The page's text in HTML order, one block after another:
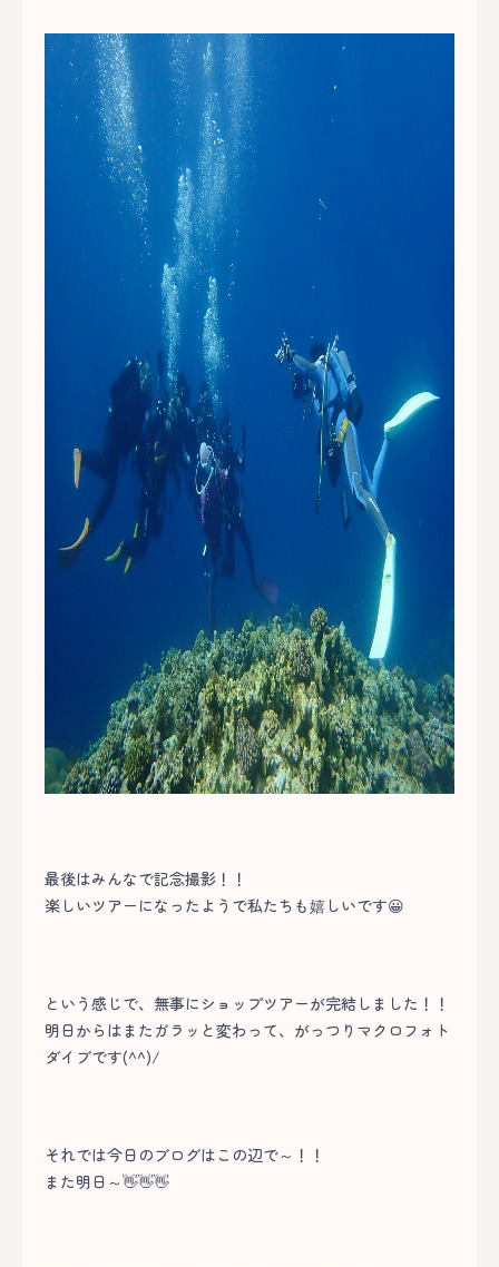
最後はみんなで記念撮影！！
楽しいツアーになったようで私たちも嬉しいです😀
という感じで、無事にショップツアーが完結しました！！
明日からはまたガラッと変わって、がっつりマクロフォト
ダイブです(^^)/
それでは今日のブログはこの辺で～！！
また明日～👋👋👋